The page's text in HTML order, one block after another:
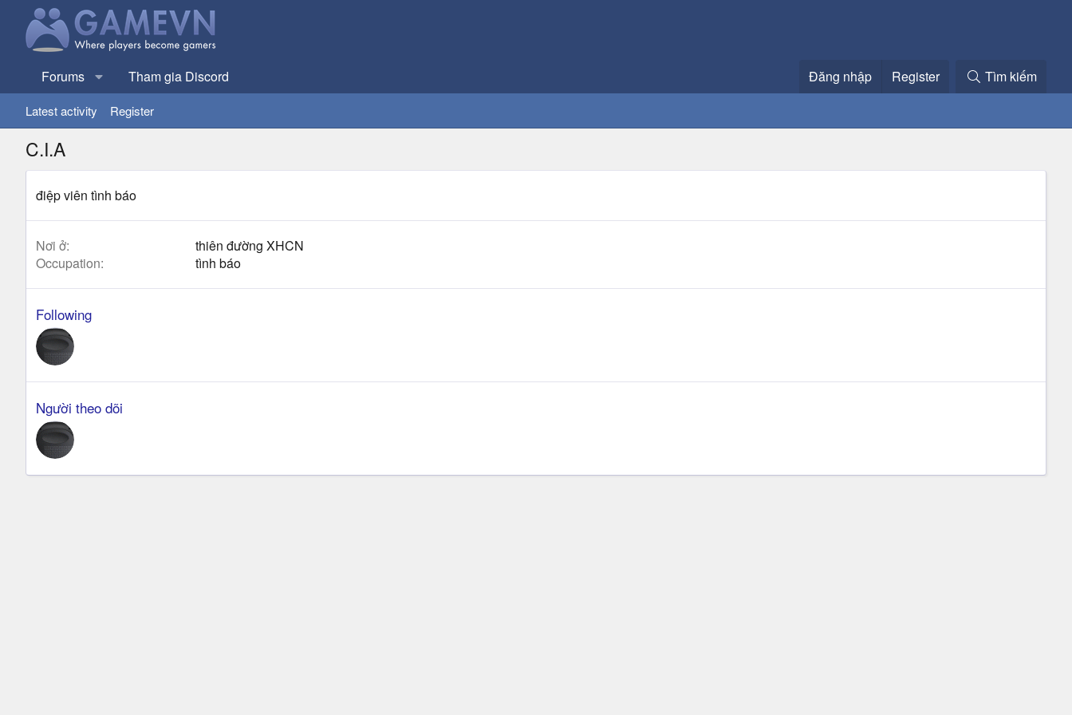
Forums Tham gia Discord Đăng nhập Register Tìm kiếm
Latest activity Register
C.I.A
điệp viên tình báo
Nơi ở
thiên đường XHCN
Occupation
tình báo
Following
Người theo dõi